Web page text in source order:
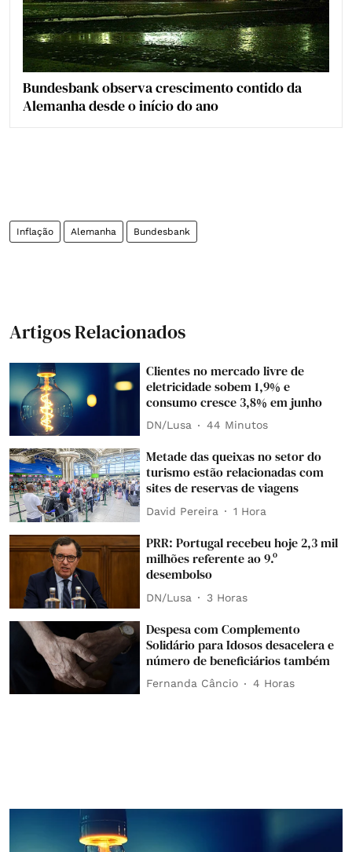
Bundesbank observa crescimento contido da
Alemanha desde o início do ano
Inflação Alemanha Bundesbank
Artigos Relacionados
Clientes no mercado livre de
eletricidade sobem 1,9% e
consumo cresce 3,8% em junho
DN/Lusa 44 Minutos
Metade das queixas no setor do
turismo estão relacionadas com
sites de reservas de viagens
David Pereira 1 Hora
PRR: Portugal recebeu hoje 2,3 mil
milhões referente ao 9.º
desembolso
DN/Lusa 3 Horas
Despesa com Complemento
Solidário para Idosos desacelera e
número de beneficiários também
Fernanda Câncio 4 Horas